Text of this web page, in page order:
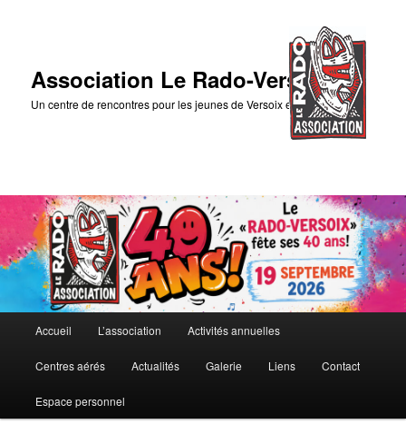
Association Le Rado-Versoix
Un centre de rencontres pour les jeunes de Versoix et des environs
principal
Aller
au
contenu
Accueil L’association Activités annuelles
Centres aérés Actualités Galerie Liens Contact
Espace personnel